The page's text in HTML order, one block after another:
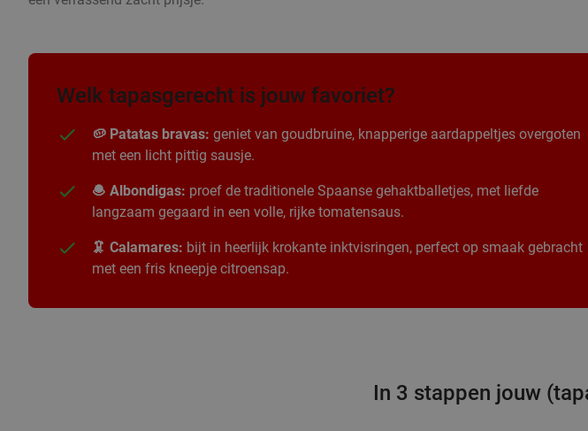
Welk tapasgerecht is jouw favoriet?
🥔 Patatas bravas: geniet van goudbruine, knapperige aardappeltjes overgoten
met een licht pittig sausje.
🧆 Albondigas: proef de traditionele Spaanse gehaktballetjes, met liefde
langzaam gegaard in een volle, rijke tomatensaus.
🦑 Calamares: bijt in heerlijk krokante inktvisringen, perfect op smaak gebracht
met een fris kneepje citroensap.
In 3 stappen jouw